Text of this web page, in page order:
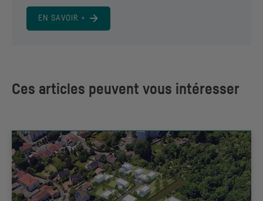
EN SAVOIR +
Ces articles peuvent vous intéresser